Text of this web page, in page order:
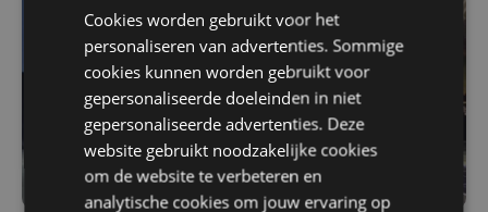
Cookies worden gebruikt voor het
personaliseren van advertenties. Sommige
cookies kunnen worden gebruikt voor
gepersonaliseerde doeleinden in niet
gepersonaliseerde advertenties. Deze
website gebruikt noodzakelijke cookies
om de website te verbeteren en
analytische cookies om jouw ervaring op